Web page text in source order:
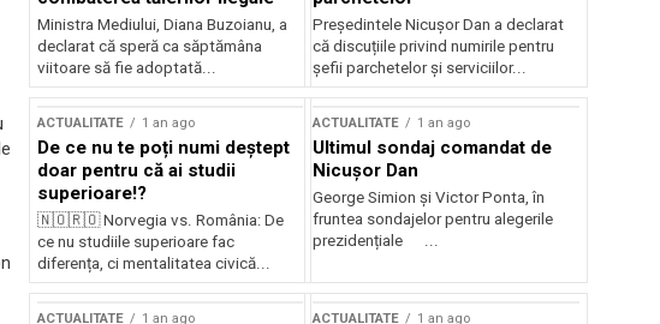
Ministra Mediului, Diana Buzoianu, a
declarat că speră ca săptămâna
viitoare să fie adoptată...
Președintele Nicușor Dan a declarat
că discuțiile privind numirile pentru
șefii parchetelor și serviciilor...
ACTUALITATE 1 an ago
De ce nu te poți numi deștept
doar pentru că ai studii
superioare!?
🇳🇴🇷🇴 Norvegia vs. România: De
ce nu studiile superioare fac
diferența, ci mentalitatea civică...
ACTUALITATE 1 an ago
Ultimul sondaj comandat de
Nicușor Dan
George Simion și Victor Ponta, în
fruntea sondajelor pentru alegerile
prezidențiale ...
ACTUALITATE 1 an ago ACTUALITATE 1 an ago